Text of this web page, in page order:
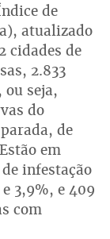
de
atualizado
cidades de
2.833
seja,
do
de
em
infestação
3,9%, e 409
com